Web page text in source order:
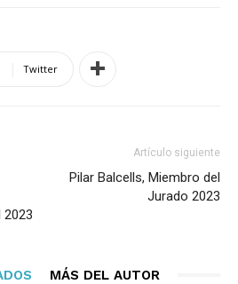
Twitter
2023
Artículo siguiente
Pilar Balcells, Miembro del
Jurado 2023
MÁS DEL AUTOR